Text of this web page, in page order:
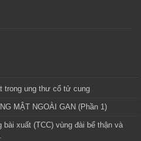
trong ung thư cổ tử cung
MẬT NGOÀI GAN (Phần 1)
xuất (TCC) vùng đài bể thận và